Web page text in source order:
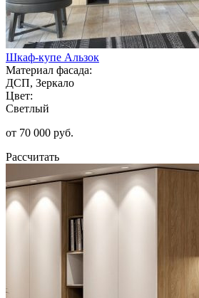
Шкаф-купе Альзок
Материал фасада:
ДСП, Зеркало
Цвет:
Светлый
от 70 000 руб.
Рассчитать